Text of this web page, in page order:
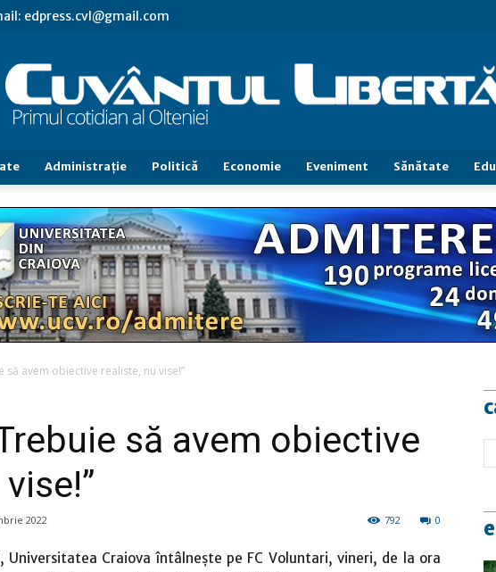
edpress.cvl@gmail.com
Cuvântul
Libertăţii
Administraţie Politică Economie Eveniment Sănătate
să avem obiective realiste, nu vise!”
să avem obiective
2022 0
792
Universitatea Craiova întâlneşte pe FC Voluntari, vineri, de la ora